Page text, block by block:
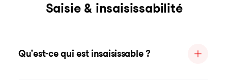
Saisie & insaisissabilité
Qu'est-ce qui est insaisissable ?